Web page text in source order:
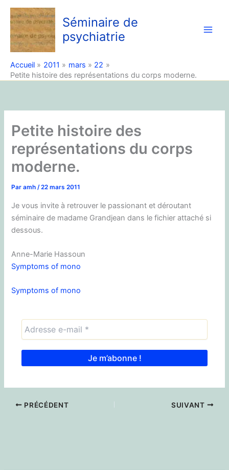
Aller
contenu
Séminaire de
psychiatrie
Accueil 2011 mars
22
Petite histoire des représentations du corps moderne.
Petite histoire des
représentations du corps
moderne.
Paramh/22 mars 2011
Je vous invite à retrouver le passionant et déroutant
séminaire de madame Grandjean dans le fichier attaché si
dessous.
Anne-Marie Hassoun
Symptoms of mono
Symptoms of mono
PRÉCÉDENT SUIVANT